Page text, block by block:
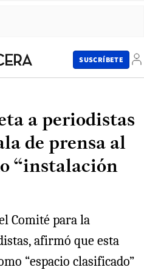
SUSCRÍBETE
a periodistas
de prensa al
“instalación
Comité para la
afirmó que esta
“espacio clasificado”